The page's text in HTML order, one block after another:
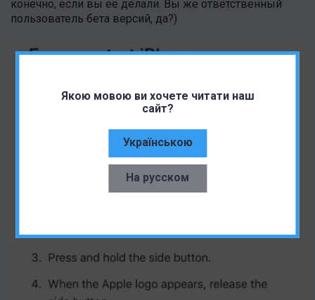
Якою мовою ви хочете читати наш
сайт?
Українською
На русском
конечно, если вы ее делали. Вы же ответственный
пользователь бета версий, да?)